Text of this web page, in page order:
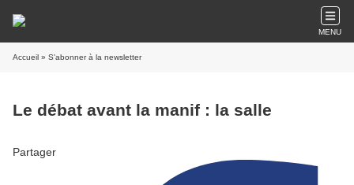
MENU
Accueil » S'abonner à la newsletter
Le débat avant la manif : la salle
Partager